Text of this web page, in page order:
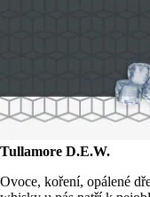
Tullamore D.E.W.
Ovoce, koření, opálené